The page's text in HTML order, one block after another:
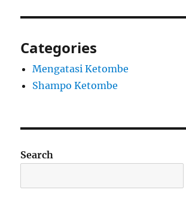
Categories
Mengatasi Ketombe
Shampo Ketombe
Search